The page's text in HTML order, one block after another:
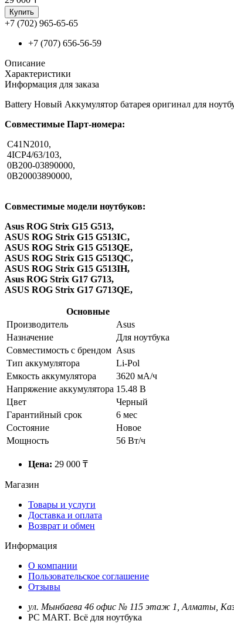
Купить
+7 (702) 965-65-65
+7 (707) 656-56-59
Описание
Характеристики
Информация для заказа
Battery Новый Аккумулятор батарея оригинал для
Совместимые Парт-номера:
C41N2010,
4ICP4/63/103,
0B200-03890000,
0B20003890000,
Совместимые модели ноутбуков:
Asus ROG Strix G15 G513,
ASUS ROG Strix G15 G513IC,
ASUS ROG Strix G15 G513QE,
ASUS ROG Strix G15 G513QC,
ASUS ROG Strix G15 G513IH,
Asus ROG Strix G17 G713,
ASUS ROG Strix G17 G713QE,
Основные
Производитель
Asus
Назначение
Для ноутбука
Совместимость с брендом Asus
Тип аккумулятора
Li-Pol
Емкость аккумулятора
3620 мА/ч
Напряжение аккумулятора 15.48 В
Цвет
Черный
Гарантийный срок
6 мес
Состояние
Новое
Мощность
56 Вт/ч
Цена: 29 000 ₸
Магазин
Товары и услуги
Доставка и оплата
Возврат и обмен
Информация
О компании
Пользовательское соглашение
Отзывы
ул. Мынбаева 46 офис № 115 этаж 1, Алматы,
PC MART. Всё для ноутбука